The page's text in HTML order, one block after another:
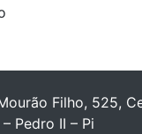
Filho, 525,
Pedro II – Pi